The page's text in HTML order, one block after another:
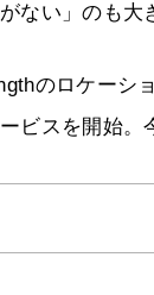
ない」のも大
のロケーシ
ビスを開始。